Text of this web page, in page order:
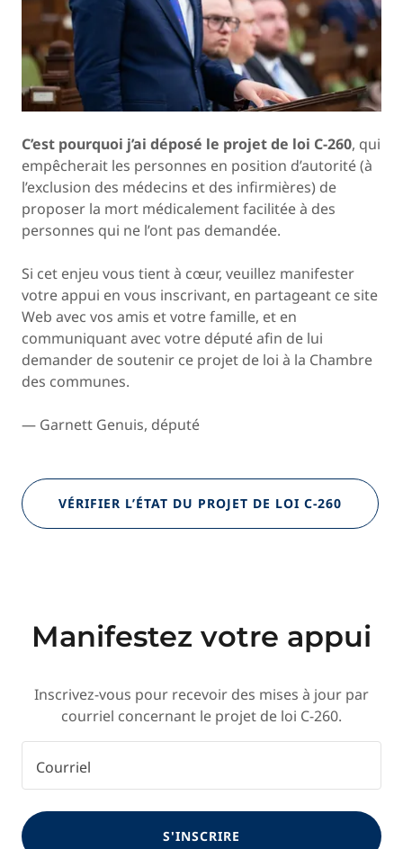
C’est pourquoi j’ai déposé le projet de loi C-260, qui
empêcherait les personnes en position d’autorité (à
l’exclusion des médecins et des infirmières) de
proposer la mort médicalement facilitée à des
personnes qui ne l’ont pas demandée.
Si cet enjeu vous tient à cœur, veuillez manifester
votre appui en vous inscrivant, en partageant ce site
Web avec vos amis et votre famille, et en
communiquant avec votre député afin de lui
demander de soutenir ce projet de loi à la Chambre
des communes.
— Garnett Genuis, député
VÉRIFIER L’ÉTAT DU PROJET DE LOI C-260
Manifestez votre appui
Inscrivez-vous pour recevoir des mises à jour par
courriel concernant le projet de loi C-260.
Courriel
S'INSCRIRE